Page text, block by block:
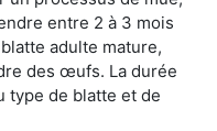
entre 2 à 3 mois
adulte mature,
des œufs. La durée
type de blatte et de